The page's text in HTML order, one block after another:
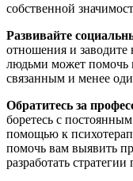
собственной
Развивайте
отношения и
людьми может помочь
связанным и менее
Обратитесь за
боретесь с
помощью к
помочь вам выявить
разработать